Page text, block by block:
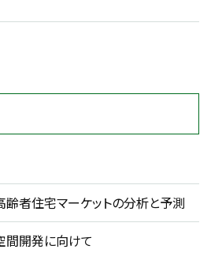
者住宅マーケットの分析と予測
開発に向けて